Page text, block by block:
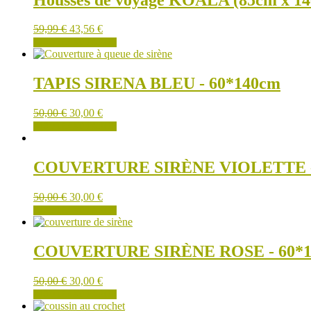
59,99€ Le
prix
initial
59,99 €.
43,56 €Le
prix
actuel
43,56 €.
TAPIS SIRENA BLEU - 60*140cm
50,00€ 30,00 €
COUVERTURE SIRÈNE VIOLETTE
50,00€ 30,00 €
COUVERTURE SIRÈNE ROSE -
50,00€ 30,00 €